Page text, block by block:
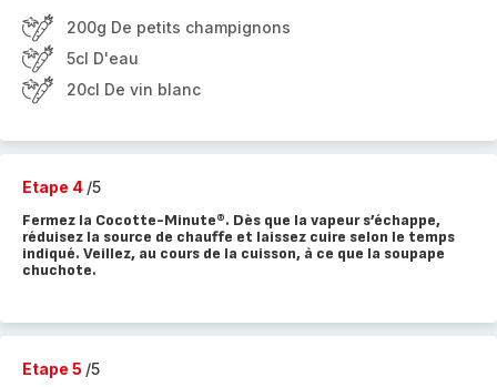
200g De petits champignons
5cl D'eau
20cl De vin blanc
Etape 4 /5
Fermez la Cocotte-Minute®. Dès que la vapeur s’échappe,
réduisez la source de chauffe et laissez cuire selon le temps
indiqué. Veillez, au cours de la cuisson, à ce que la soupape
chuchote.
Etape 5 /5